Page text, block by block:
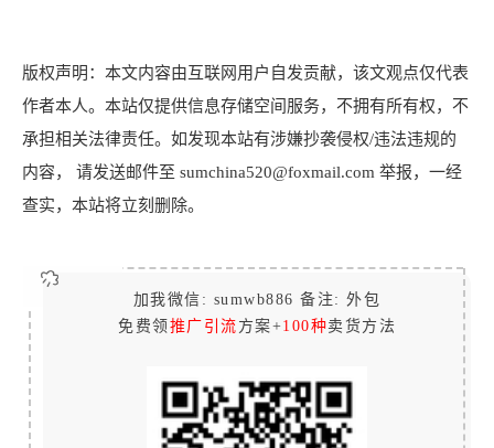
版权声明：本文内容由互联网用户自发贡献，该文观点仅代表
作者本人。本站仅提供信息存储空间服务，不拥有所有权，不
承担相关法律责任。如发现本站有涉嫌抄袭侵权/违法违规的
内容， 请发送邮件至 sumchina520@foxmail.com 举报，一经
查实，本站将立刻删除。
加我微信: sumwb886 备注: 外包
免费领 推广引流 方案+100种卖货方法